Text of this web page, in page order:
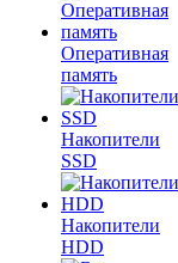
Оперативная
память
Накопители
SSD
Накопители
HDD